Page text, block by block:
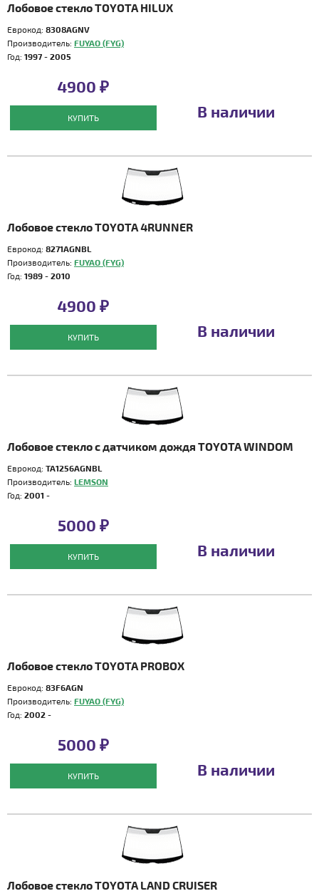
Лобовое стекло TOYOTA HILUX
Еврокод: 8308AGNV
Производитель: FUYAO (FYG)
Год: 1997 - 2005
4900 ₽
КУПИТЬ В наличии
Лобовое стекло TOYOTA 4RUNNER
Еврокод: 8271AGNBL
Производитель: FUYAO (FYG)
Год: 1989 - 2010
4900 ₽
КУПИТЬ В наличии
Лобовое стекло с датчиком дождя TOYOTA WINDOM
Еврокод: TA1256AGNBL
Производитель: LEMSON
Год: 2001 -
5000 ₽
КУПИТЬ В наличии
Лобовое стекло TOYOTA PROBOX
Еврокод: 83F6AGN
Производитель: FUYAO (FYG)
Год: 2002 -
5000 ₽
КУПИТЬ В наличии
Лобовое стекло TOYOTA LAND CRUISER